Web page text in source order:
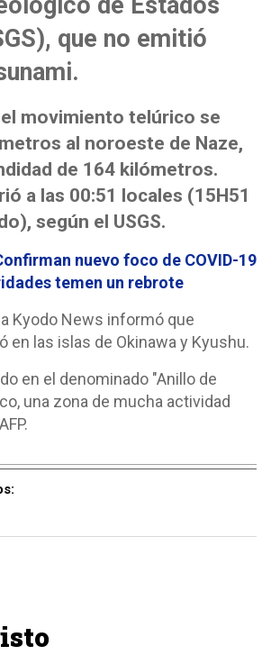
que no emitió
movimiento telúrico se
al noroeste de Naze,
de 164 kilómetros.
a las 00:51 locales (15H51
según el USGS.
nuevo foco de COVID-19
temen un rebrote
Kyodo News informó que
en las islas de Okinawa y Kyushu.
en el denominado "Anillo de
una zona de mucha actividad